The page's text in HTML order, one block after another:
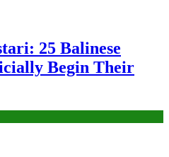
25 Balinese
Begin Their